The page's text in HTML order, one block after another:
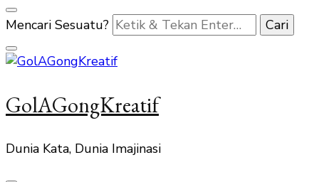
Mencari Sesuatu?
GolAGongKreatif
Dunia Kata, Dunia Imajinasi